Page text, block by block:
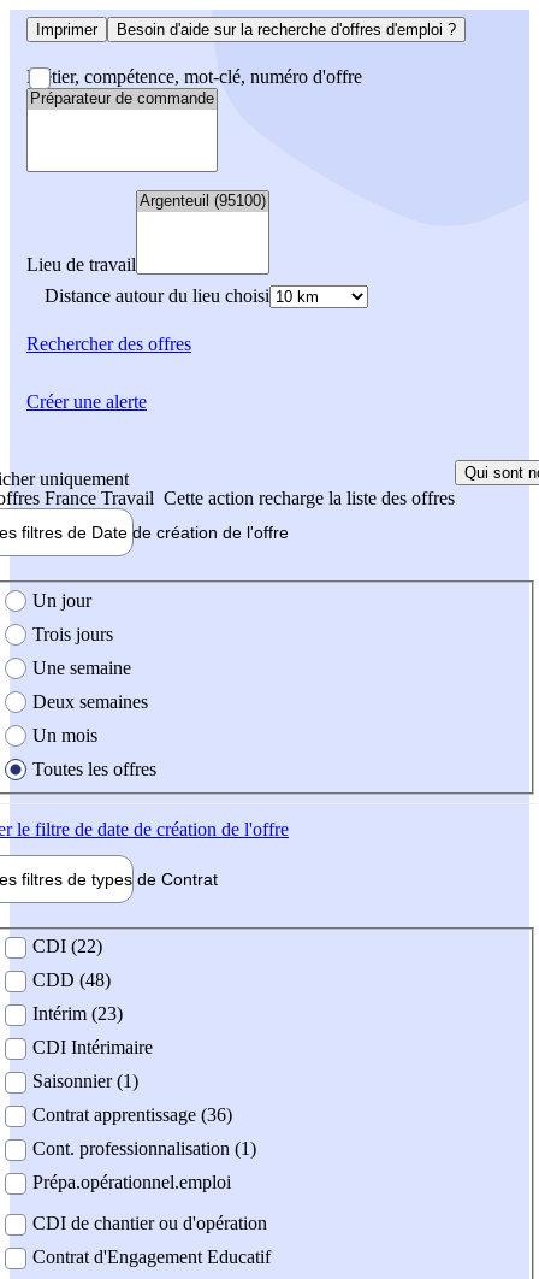
Imprimer Besoin d'aide sur la recherche d'offres d'emploi ?
Métier, compétence, mot-clé, numéro d'offre
Lieu de travail
Distance autour du lieu choisi
Rechercherdes offres
uniquement
France Travail Cette action recharge la liste des offres
Qui sont
filtres de Date de création de l'offre
création de l'offre
Un jour
Trois jours
Une semaine
Deux semaines
Un mois
Toutes les offres
le filtre de date de création de l'offre
filtres de types de Contrat
contrat
CDI (22)
CDD (48)
Intérim (23)
CDI Intérimaire
Saisonnier (1)
Contrat apprentissage (36)
Cont. professionnalisation (1)
Prépa.opérationnel.emploi
CDI de chantier ou d'opération
Contrat d'Engagement Educatif
Créer une alerte